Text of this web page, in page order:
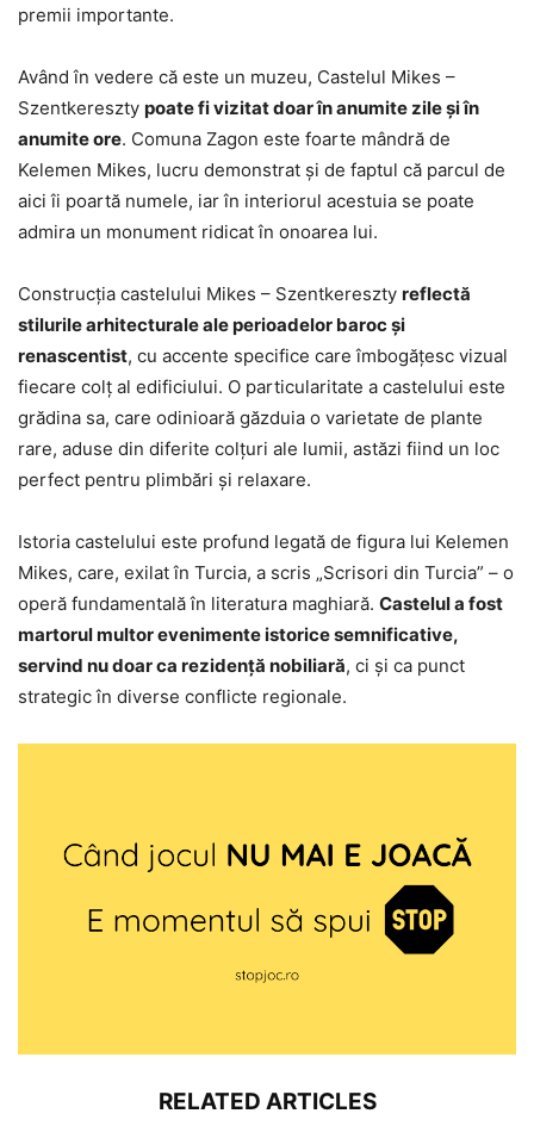
premii importante.
Având în vedere că este un muzeu, Castelul Mikes –
Szentkereszty poate fi vizitat doar în anumite zile şi în
anumite ore. Comuna Zagon este foarte mândră de
Kelemen Mikes, lucru demonstrat şi de faptul că parcul de
aici îi poartă numele, iar în interiorul acestuia se poate
admira un monument ridicat în onoarea lui.
Construcția castelului Mikes – Szentkereszty reflectă
stilurile arhitecturale ale perioadelor baroc și
renascentist, cu accente specifice care îmbogățesc vizual
fiecare colț al edificiului. O particularitate a castelului este
grădina sa, care odinioară găzduia o varietate de plante
rare, aduse din diferite colțuri ale lumii, astăzi fiind un loc
perfect pentru plimbări și relaxare.
Istoria castelului este profund legată de figura lui Kelemen
Mikes, care, exilat în Turcia, a scris „Scrisori din Turcia” – o
operă fundamentală în literatura maghiară. Castelul a fost
martorul multor evenimente istorice semnificative,
servind nu doar ca rezidență nobiliară, ci și ca punct
strategic în diverse conflicte regionale.
RELATED ARTICLES